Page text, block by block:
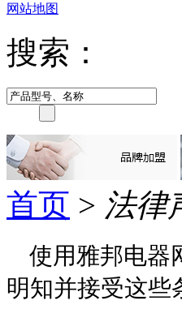
网站地图
搜索：
首页 > 法律
使用雅邦电器
明知并接受这些